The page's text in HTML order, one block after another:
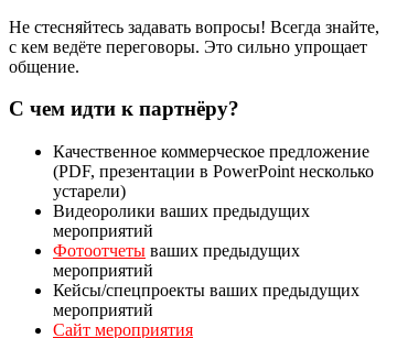
Не стесняйтесь задавать вопросы! Всегда знайте,
с кем ведёте переговоры. Это сильно упрощает
общение.
С чем идти к партнёру?
Качественное коммерческое предложение
(PDF, презентации в PowerPoint несколько
устарели)
Видеоролики ваших предыдущих
мероприятий
Фотоотчеты ваших предыдущих
мероприятий
Кейсы/спецпроекты ваших предыдущих
мероприятий
Сайт мероприятия